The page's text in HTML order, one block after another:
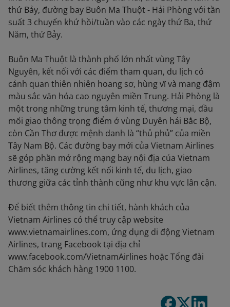
thứ Bảy, đường bay Buôn Ma Thuột - Hải Phòng với tần
suất 3 chuyến khứ hồi/tuần vào các ngày thứ Ba, thứ
Năm, thứ Bảy.
Buôn Ma Thuột là thành phố lớn nhất vùng Tây
Nguyên, kết nối với các điểm tham quan, du lịch có
cảnh quan thiên nhiên hoang sơ, hùng vĩ và mang đậm
màu sắc văn hóa cao nguyên miền Trung. Hải Phòng là
một trong những trung tâm kinh tế, thương mại, đầu
mối giao thông trọng điểm ở vùng Duyên hải Bắc Bộ,
còn Cần Thơ được mệnh danh là “thủ phủ” của miền
Tây Nam Bộ. Các đường bay mới của Vietnam Airlines
sẽ góp phần mở rộng mạng bay nội địa của Vietnam
Airlines, tăng cường kết nối kinh tế, du lịch, giao
thương giữa các tỉnh thành cũng như khu vực lân cận.
Để biết thêm thông tin chi tiết, hành khách của
Vietnam Airlines có thể truy cập website
www.vietnamairlines.com, ứng dụng di động Vietnam
Airlines, trang Facebook tại địa chỉ
www.facebook.com/VietnamAirlines hoặc Tổng đài
Chăm sóc khách hàng 1900 1100.